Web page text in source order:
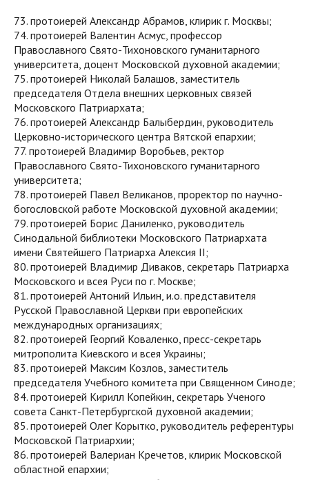
73. протоиерей Александр Абрамов, клирик г. Москвы;
74. протоиерей Валентин Асмус, профессор
Православного Свято-Тихоновского гуманитарного
университета, доцент Московской духовной академии;
75. протоиерей Николай Балашов, заместитель
председателя Отдела внешних церковных связей
Московского Патриархата;
76. протоиерей Александр Балыбердин, руководитель
Церковно-исторического центра Вятской епархии;
77. протоиерей Владимир Воробьев, ректор
Православного Свято-Тихоновского гуманитарного
университета;
78. протоиерей Павел Великанов, проректор по научно-
богословской работе Московской духовной академии;
79. протоиерей Борис Даниленко, руководитель
Синодальной библиотеки Московского Патриархата
имени Святейшего Патриарха Алексия II;
80. протоиерей Владимир Диваков, секретарь Патриарха
Московского и всея Руси по г. Москве;
81. протоиерей Антоний Ильин, и.о. представителя
Русской Православной Церкви при европейских
международных организациях;
82. протоиерей Георгий Коваленко, пресс-секретарь
митрополита Киевского и всея Украины;
83. протоиерей Максим Козлов, заместитель
председателя Учебного комитета при Священном Синоде;
84. протоиерей Кирилл Копейкин, секретарь Ученого
совета Санкт-Петербургской духовной академии;
85. протоиерей Олег Корытко, руководитель референтуры
Московской Патриархии;
86. протоиерей Валериан Кречетов, клирик Московской
областной епархии;